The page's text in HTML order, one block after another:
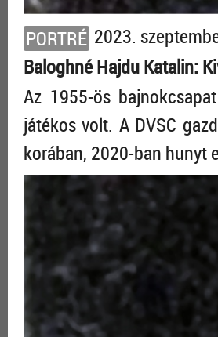
PORTRÉ 2023.
Baloghné Hajdu Katalin:
Az 1955-ös
játékos volt. A DVSC
korában, 2020-ban hunyt